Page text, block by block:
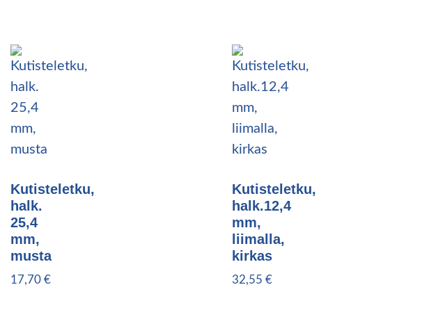
Kutisteletku,
halk.
25,4
mm,
musta
17,70 €
Kutisteletku,
halk.12,4
mm,
liimalla,
kirkas
32,55 €